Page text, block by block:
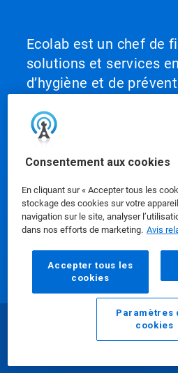
Consentement aux cookies
En cliquant sur « Accepter tous les
stockage des cookies sur votre
navigation sur le site, analyser
dans nos efforts de marketing. Avis
Accepter tous les
cookies
Paramètres
cookies
Ecolab est un chef de
solutions et services
d’hygiène et de
infections qui
et les ressources
d’un siècle, Ecolab fait
l’innovation en
sur des données, la
et un service de classe
combinaison unique
collaborer avec ses
ce qui se fait de
l’ensemble de leurs
ainsi à atteindre des
Courriel